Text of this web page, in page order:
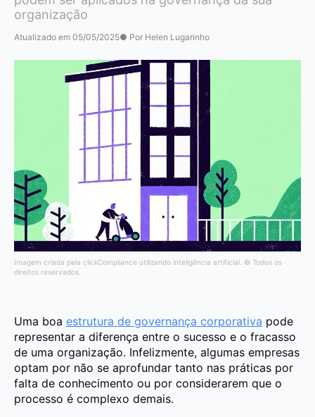
organização
Atualizado em 05/05/2025● Por Helen Lugarinho
Imagem criada pela clickCompliance utilizando inteligência artificial. © Todos os
direitos reservados.
Uma boa estrutura de governança corporativa pode
representar a diferença entre o sucesso e o fracasso
de uma organização. Infelizmente, algumas empresas
optam por não se aprofundar tanto nas práticas por
falta de conhecimento ou por considerarem que o
processo é complexo demais.